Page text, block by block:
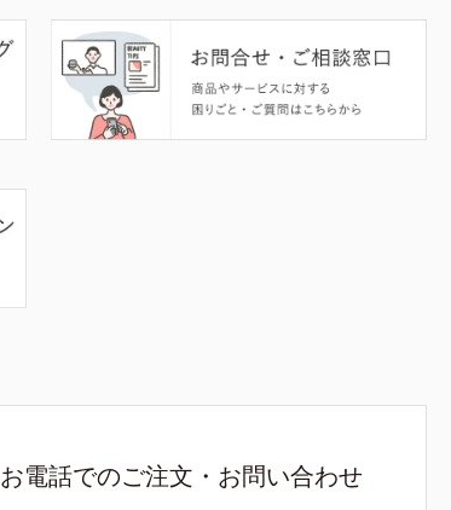
お電話でのご注文・お問い合わせ